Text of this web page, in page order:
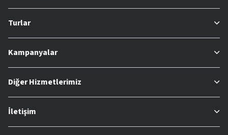
Turlar
Kampanyalar
Diğer Hizmetlerimiz
İletişim